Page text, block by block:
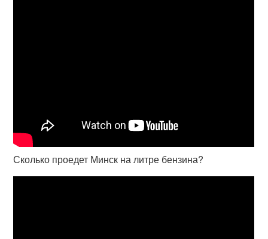
Сколько проедет Минск на литре бензина?